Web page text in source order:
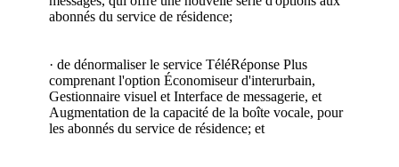
abonnés du service de résidence;
· de dénormaliser le service TéléRéponse Plus
comprenant l'option Économiseur d'interurbain,
Gestionnaire visuel et Interface de messagerie, et
Augmentation de la capacité de la boîte vocale, pour
les abonnés du service de résidence; et